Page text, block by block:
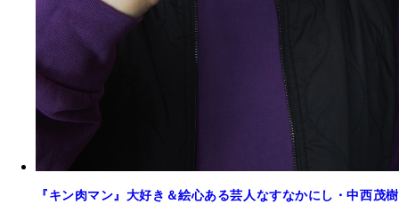
『キン肉マン』大好き＆絵心ある芸人なすなかにし・中西茂樹